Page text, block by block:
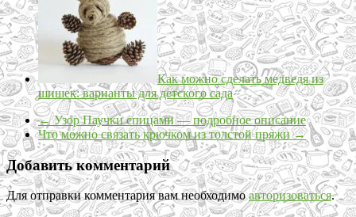
Как можно сделать медведя из
шишек: варианты для детского сада
←Узор Паучки спицами — подробное описание
Что можно связать крючком из толстой пряжи→
Добавить комментарий
Для отправки комментария вам необходимоавторизоваться.